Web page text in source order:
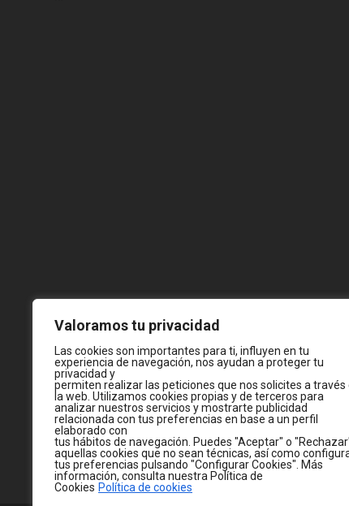
Valoramos tu privacidad
Las cookies son importantes para ti, influyen en tu
experiencia de navegación, nos ayudan a proteger tu
privacidad y
permiten realizar las peticiones que nos solicites a través
la web. Utilizamos cookies propias y de terceros para
analizar nuestros servicios y mostrarte publicidad
relacionada con tus preferencias en base a un perfil
elaborado con
tus hábitos de navegación. Puedes "Aceptar" o
aquellas cookies que no sean técnicas, así como
tus preferencias pulsando "Configurar Cookies". Más
información, consulta nuestra Política de
Cookies Política de cookies